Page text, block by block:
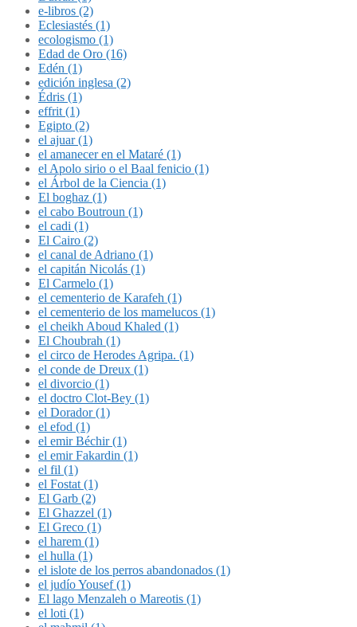
e-libros (2)
Eclesiastés (1)
ecologismo (1)
Edad de Oro (16)
Edén (1)
edición inglesa (2)
Édris (1)
effrit (1)
Egipto (2)
el ajuar (1)
el amanecer en el Mataré (1)
el Apolo sirio o el Baal fenicio (1)
el Árbol de la Ciencia (1)
El boghaz (1)
el cabo Boutroun (1)
el cadi (1)
El Cairo (2)
el canal de Adriano (1)
el capitán Nicolás (1)
El Carmelo (1)
el cementerio de Karafeh (1)
el cementerio de los mamelucos (1)
el cheikh Aboud Khaled (1)
El Choubrah (1)
el circo de Herodes Agripa. (1)
el conde de Dreux (1)
el divorcio (1)
el doctro Clot-Bey (1)
el Dorador (1)
el efod (1)
el emir Béchir (1)
el emir Fakardin (1)
el fil (1)
el Fostat (1)
El Garb (2)
El Ghazzel (1)
El Greco (1)
el harem (1)
el hulla (1)
el islote de los perros abandonados (1)
el judío Yousef (1)
El lago Menzaleh o Mareotis (1)
el loti (1)